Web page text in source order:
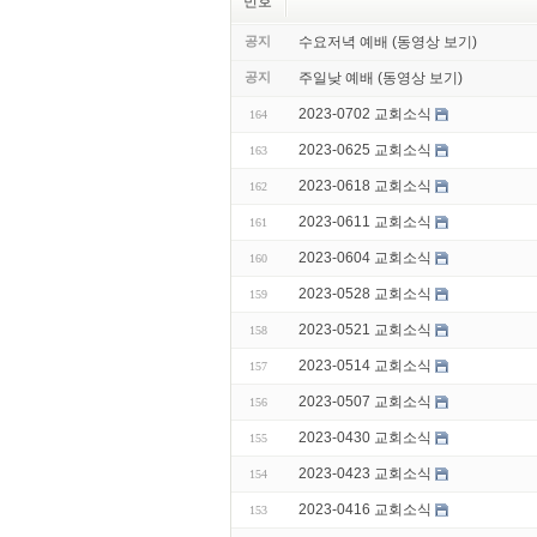
공지 수요저녁 예배 (동영상 보기)
공지 주일낮 예배 (동영상 보기)
164 2023-0702 교회소식
163 2023-0625 교회소식
162 2023-0618 교회소식
161 2023-0611 교회소식
160 2023-0604 교회소식
159 2023-0528 교회소식
158 2023-0521 교회소식
157 2023-0514 교회소식
156 2023-0507 교회소식
155 2023-0430 교회소식
154 2023-0423 교회소식
153 2023-0416 교회소식